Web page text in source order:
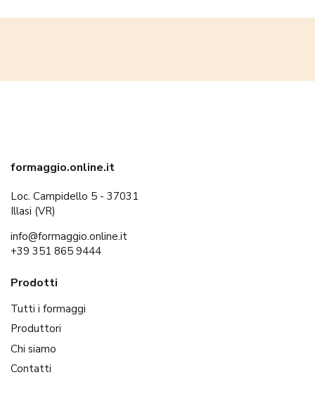
formaggio.online.it
Loc. Campidello 5 - 37031
Illasi (VR)
info@formaggio.online.it
+39 351 865 9444
Prodotti
Tutti i formaggi
Produttori
Chi siamo
Contatti